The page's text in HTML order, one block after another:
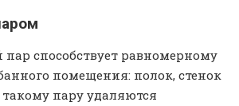
способствует равномерному
помещения: полок, стенок
пару удаляются